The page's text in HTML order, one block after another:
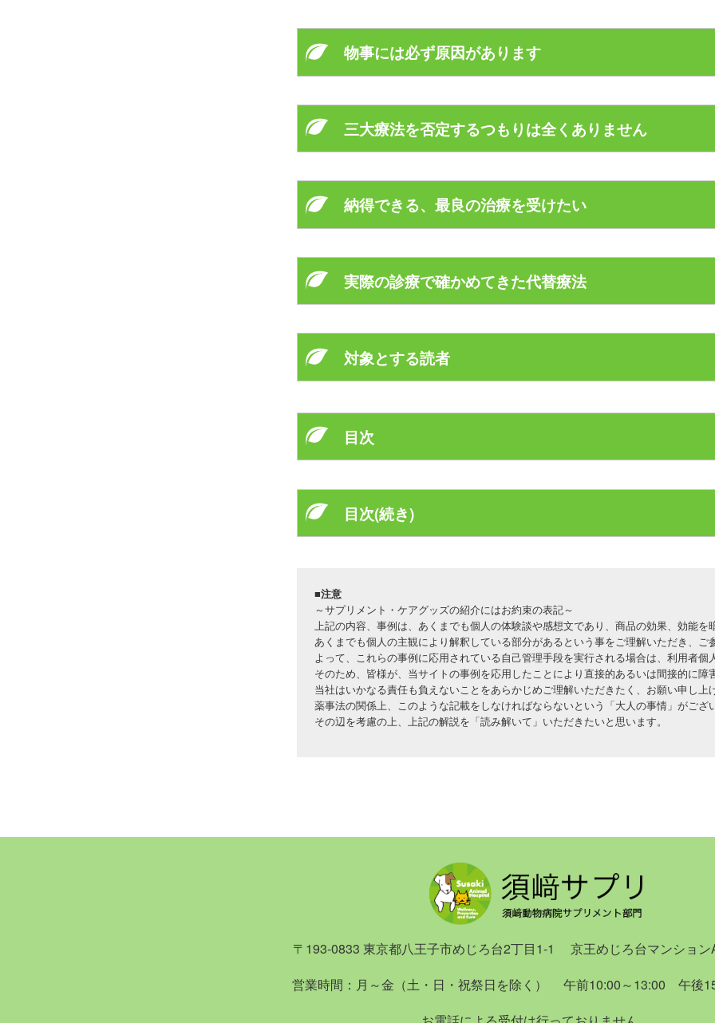
こんにちは、須崎動物病院の須崎です。
これまで１０年間、犬・猫の食事を見直す、リンパマッサージを取り
「通常の診療とは異なる選択肢を探している飼い主さん」のお手伝い
これまで、ペットの手作り食本は１０種程、出版させていただきまし
そのご縁で、日本全国から「諦めたくない飼い主さん」達の診療依頼を
「薬以外の選択肢はないか?」
「他に何か方法はないか?」
と、「前例のないこと」ばかりを求められ、それに応えるべく、様々
お陰様で現在は、目の前に横たわる原因不明の体調不良の子に対して
を一つ一つ探る診療をある程度確立させていただきました。
もちろん、まだまだ道半ばで、更に上を目指す気持ちでおります。
しかし、１０年一区切りと申しましょうか、ここまでの経験をまとめな
この度、愛犬のガンについて本を執筆させていただきました。
ですから、この本は以下のような方にお読みいただきたい本です。
物事には必ず原因があります
癌という「目に見える現象」は、原因無くして生じたりしません。
必ず原因があります。その原因を探り、排除した結果
「目に見える現象」が落ち着くなら理解できますが、原因を排除せず
三大療法を否定するつもりは全くありません
もちろん、私は癌の三大療法（手術療法、化学療法、放射線療法）を
三大療法のお陰で治った子も世の中にはいます。
しかし、その三大療法をもってしても改善しきれなかった子達がいる
納得できる、最良の治療を受けたい
愛するわが子が「がん」と診断されたとき、飼い主さんの不安は筆舌
余命宣告までされて、数日間泣き続けた飼い主さんも珍しくありません
とにかく飼い主さんとしては、
この様な想いは強いのですが、発見から治療開始まで猶予はありません。
皆さん、そのとき知りうるベストを尽くされます。
しかし、時に後悔することがあるのもまた事実です。
実際の診療で確かめてきた代替療法
この本では、実際の診療で、愛犬の癌と向き合い、悩みながら共に闘
一つ一つ真剣に確かめてきた「三大療法以外の選択肢」について書か
しかし、全てとは申しませんが、奇跡的な改善につながった事実は一
問題解決能力の高さは、取り得る選択肢の数と、運用する人間の柔軟
※この本で書かれた内容は、獣医師と飼い主さんの間でじっくりと検
ですから、妄信的にこの本に書いてあることを採用することはオスス
効果・結果については一切の保証、お約束が出来ません。
なにとぞ、実際の治療におかれましては、担当獣医師と十分にご相談
採用するしないをご決断いただけますよう、お願い申し上げます。
対象とする読者
がんにならないための育て方を知りたい方で
免疫力を高める食材・食事にご興味のある方
ありきたりの方法ではない方法にご興味のある方
代替療法をお探しの方
柔軟性のある方
問題解決力の高い方
「妙案」をお探しの方
新しい「何か」をお探しの方
オーダーメイド医療にご興味のある方
逆にこの本は、西洋医学、とりわけ「三大療法」がベストな治療法だと
「トンデモ本」と思われても仕方のない内容ですので、購入されないこ
この様に、かなり個性の強い本ですので、印刷された部数はここ最近の
もちろん、反響によっては増刷されるかもしれませんが、老犬本がそう
「今は元気だけれど、将来何か合ったときのために準備しておこう」と
目次
・「がん」は怖いものではなく、デトックスのサイン
・愛犬のがん治療のために、飼い主さんができること
１章 「がん」が消えていく食事と生活
・ごはんを食べると「がん」になるって本当！？
・粘膜を強化して、感染しても発症しない体づくりを
・腸粘膜を強化する食事を
腸を元気にして副交感神経に効く発酵食品
毒出しなどの免疫力アップ効果が満載 食物繊維
免疫力をアップする食材
体温を高めて、血行を促進する体を温める食品
植物に含まれる、強い抗酸化力を持つ成分ファイトケミカル
・免疫力をアップする食材
感染予防、デトックスに力を発揮する
粘膜を強くする食品
免疫力をアップする食材
目次(続き)
・毎日の食事が免疫力に差をつける
・食事と免疫の話
・免疫細胞の６割が腸に集中
・素材と調理法で免疫力に差をつける
・副交感神経を優位にする食品
・個々の身体にあった食べ方
・免疫力維持→腸内環境を整える
・悪性リンパ腫を克服しました
・乳腺腫瘍を克服しました
６章 医師からのこんな宣告に悩んでます
・断脚しないと死ぬと言われて悩んでいます
■注意
～サプリメント・ケアグッズの紹介にはお約束の表記～
上記の内容、事例は、あくまでも個人の体験談や感想文であり、商品の効果、効能を
あくまでも個人の主観により解釈している部分があるという事をご理解いただき、ご
よって、これらの事例に応用されている自己管理手段を実行される場合は、利用者個
そのため、皆様が、当サイトの事例を応用したことにより直接的あるいは間接的に障
当社はいかなる責任も負えないことをあらかじめご理解いただきたく、お願い申し上
薬事法の関係上、このような記載をしなければならないという「大人の事情」がござ
その辺を考慮の上、上記の解説を「読み解いて」いただきたいと思います。
〒193-0833 東京都八王子市めじろ台2丁目1-1
京王めじろ台マンション
営業時間：月～金（土・日・祝祭日を除く）
午前10:00～13:00 午後